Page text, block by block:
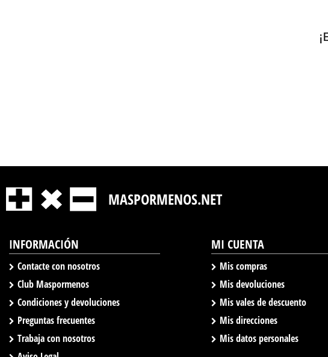
MASPORMENOS.NET
INFORMACIÓN
Contacte con nosotros
Club Maspormenos
Condiciones y devoluciones
Preguntas frecuentes
Trabaja con nosotros
MI CUENTA
Mis compras
Mis devoluciones
Mis vales de descuento
Mis direcciones
Mis datos personales